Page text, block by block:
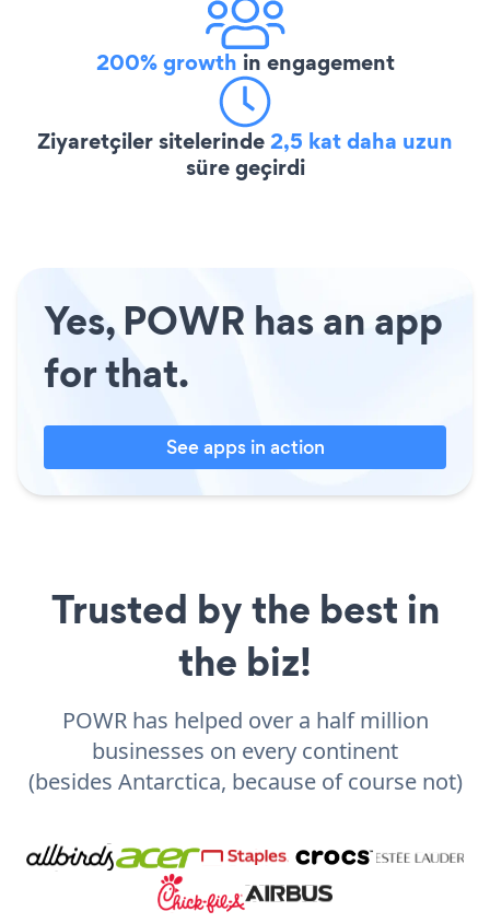
200% growth in engagement
Ziyaretçiler sitelerinde2,5 kat daha uzun
süre geçirdi
Yes, POWR has an app
for that.
See apps in action
Trusted by the best in
the biz!
POWR has helped over a half million
businesses on every continent
(besides Antarctica, because of course not)